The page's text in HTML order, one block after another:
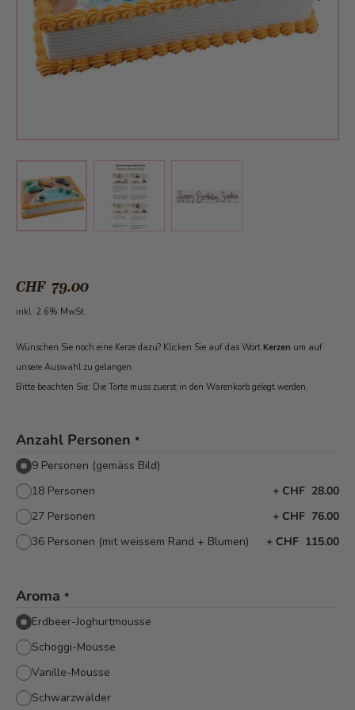
View larger imageView larger image
CHF 79.00
inkl. 2.6% MwSt.
Wünschen Sie noch eine Kerze dazu? Klicken Sie auf das Wort Kerzen um auf
unsere Auswahl zu gelangen.
Bitte beachten Sie: Die Torte muss zuerst in den Warenkorb gelegt werden.
Anzahl Personen *
9 Personen (gemäss Bild)
18 Personen
+ CHF 28.00
27 Personen
+ CHF 76.00
36 Personen (mit weissem Rand + Blumen)
+ CHF 115.00
Aroma *
Erdbeer-Joghurtmousse
Schoggi-Mousse
Vanille-Mousse
Schwarzwälder